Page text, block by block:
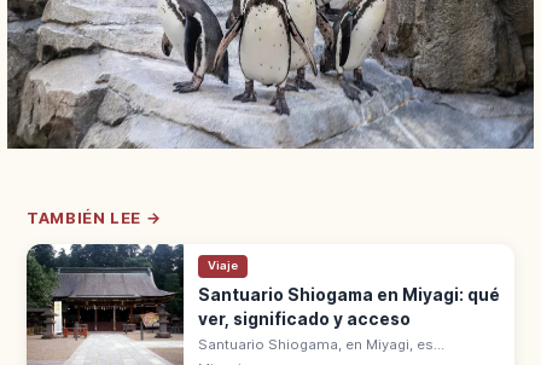
TAMBIÉN LEE →
Viaje
Santuario Shiogama en Miyagi: qué
ver, significado y acceso
Santuario Shiogama, en Miyagi, es